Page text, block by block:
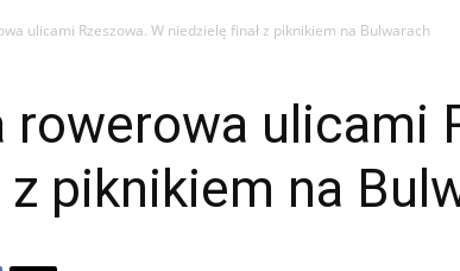
ulicami Rzeszowa. W niedzielę finał z piknikiem na Bulwarach
rowerowa ulicami
z piknikiem na